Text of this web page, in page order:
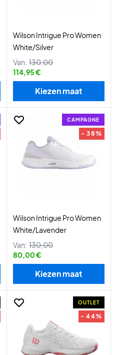
Wilson Intrigue Pro Women
White/Silver
Van: 130,00
114,95 €
Kiezen maat
CAMPAGNE
- 38%
Wilson Intrigue Pro Women
White/Lavender
Van: 130,00
80,00 €
Kiezen maat
OUTLET
- 44%